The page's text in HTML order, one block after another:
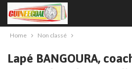
Home Non classé
Lapé BANGOURA,